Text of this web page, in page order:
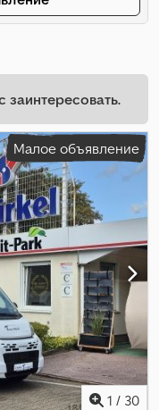
заинтересовать.
Малое объявление
1 / 30